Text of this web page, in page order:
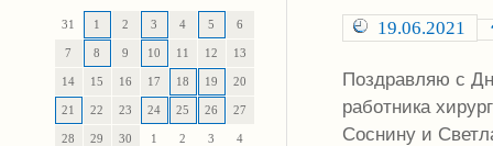
31 1 2 3 4 5 6
7 8 9 10 11 12 13
14 15 16 17 18 19 20
21 22 23 24 25 26 27
28 29 30 1 2 3 4
19.06.2021
Поздравляю с
работника
Соснину и